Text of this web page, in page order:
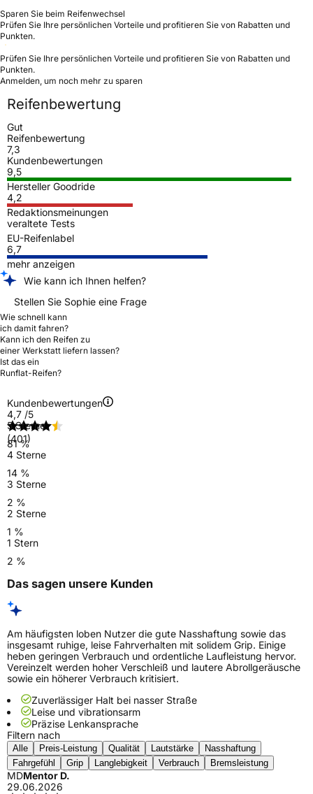
Sparen Sie beim Reifenwechsel
Prüfen Sie Ihre persönlichen Vorteile und profitieren Sie von Rabatten und
Punkten.
Prüfen Sie Ihre persönlichen Vorteile und profitieren Sie von Rabatten und
Punkten.
Anmelden, um noch mehr zu sparen
Reifenbewertung
Gut
Reifenbewertung
7,3
Kundenbewertungen
9,5
Hersteller Goodride
4,2
Redaktionsmeinungen
veraltete Tests
EU-Reifenlabel
6,7
mehr anzeigen
Wie kann ich Ihnen helfen?
Stellen Sie Sophie eine Frage
Wie schnell kann
ich damit fahren?
Kann ich den Reifen zu
einer Werkstatt liefern lassen?
Ist das ein
Runflat-Reifen?
Kundenbewertungen
4,7 /5
(401)
5 Sterne
81 %
4 Sterne
14 %
3 Sterne
2 %
2 Sterne
1 %
1 Stern
2 %
Das sagen unsere Kunden
Am häufigsten loben Nutzer die gute Nasshaftung sowie das
insgesamt ruhige, leise Fahrverhalten mit solidem Grip. Einige
heben geringen Verbrauch und ordentliche Laufleistung hervor.
Vereinzelt werden hoher Verschleiß und lautere Abrollgeräusche
sowie ein höherer Verbrauch kritisiert.
Zuverlässiger Halt bei nasser Straße
Leise und vibrationsarm
Präzise Lenkansprache
Filtern nach
Alle Preis-Leistung Qualität Lautstärke
Nasshaftung
Fahrgefühl
Grip Langlebigkeit Verbrauch Bremsleistung
MDMentor D.
29.06.2026